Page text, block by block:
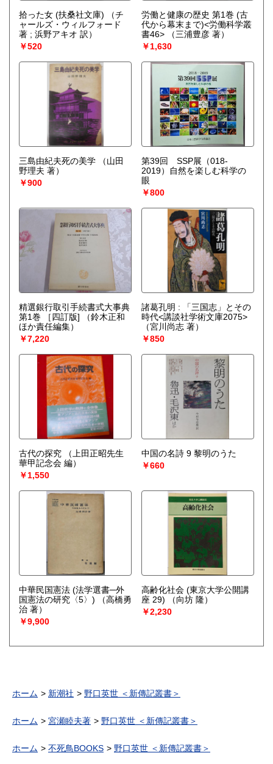
拾った女 (扶桑社文庫)
（チ
ャールズ・ウィルフォード
著 ; 浜野アキオ 訳）
￥520
労働と健康の歴史 第1巻 (古
代から幕末まで)<労働科学叢
書46>
（三浦豊彦 著）
￥1,630
三島由紀夫死の美学
（山田
野理夫 著）
￥900
第39回 SSP展（018-
2019）自然を楽しむ科学の
眼
￥800
精選銀行取引手続書式大事典
第1巻 ［四訂版]
（鈴木正和
ほか責任編集）
￥7,220
諸葛孔明 : 「三国志」とその
時代<講談社学術文庫2075>
（宮川尚志 著）
￥850
古代の探究
（上田正昭先生
華甲記念会 編）
￥1,550
中国の名詩 9 黎明のうた
￥660
中華民国憲法 (法学選書─外
国憲法の研究〈5〉)
（高橋勇
治 著）
￥9,900
高齢化社会 (東京大学公開講
座 29)
（向坊 隆）
￥2,230
ホーム 新潮社 野口英世 ＜新傳記叢書＞
ホーム 宮瀬睦夫著 野口英世 ＜新傳記叢書＞
ホーム 不死鳥BOOKS 野口英世 ＜新傳記叢書＞